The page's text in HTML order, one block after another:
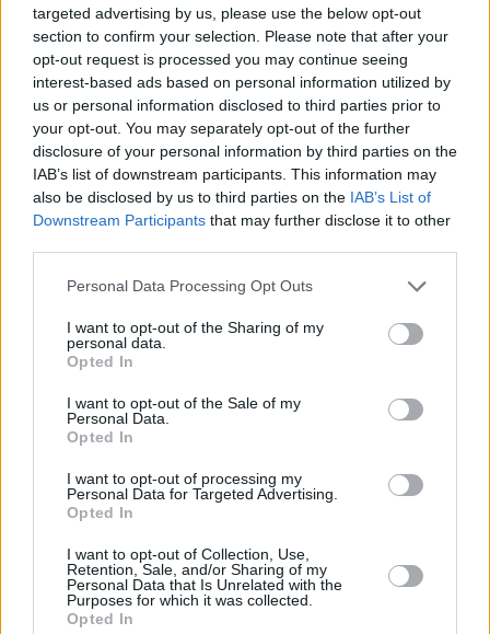
targeted advertising by us, please use the below opt-out
section to confirm your selection. Please note that after your
opt-out request is processed you may continue seeing
interest-based ads based on personal information utilized by
us or personal information disclosed to third parties prior to
your opt-out. You may separately opt-out of the further
disclosure of your personal information by third parties on the
IAB’s list of downstream participants. This information may
also be disclosed by us to third parties on the IAB’s List of
Downstream Participants that may further disclose it to other
Please note that this website/app uses one or more Google
not limited to your visit or usage behaviour. You may click to
grant or deny consent to Google and its third-party tags to
use your data for below specified purposes in below Google
consent section.
Personal Data Processing Opt Outs
I want to opt-out of the Sharing of my
personal data.
Opted In
I want to opt-out of the Sale of my
Personal Data.
Opted In
I want to opt-out of processing my
Personal Data for Targeted Advertising.
Opted In
I want to opt-out of Collection, Use,
Retention, Sale, and/or Sharing of my
Personal Data that Is Unrelated with the
Purposes for which it was collected.
Opted In
Hirdetés